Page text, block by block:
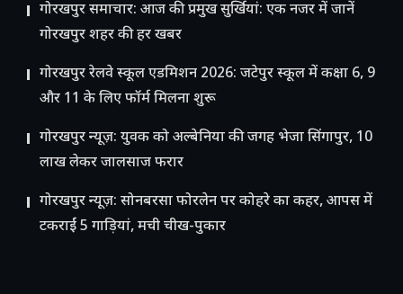
गोरखपुर समाचार: आज की प्रमुख सुर्खियां: एक नजर में जानें
गोरखपुर शहर की हर खबर
गोरखपुर रेलवे स्कूल एडमिशन 2026: जटेपुर स्कूल में कक्षा 6, 9
और 11 के लिए फॉर्म मिलना शुरू
गोरखपुर न्यूज़: युवक को अल्बेनिया की जगह भेजा सिंगापुर, 10
लाख लेकर जालसाज फरार
गोरखपुर न्यूज़: सोनबरसा फोरलेन पर कोहरे का कहर, आपस में
टकराईं 5 गाड़ियां, मची चीख-पुकार